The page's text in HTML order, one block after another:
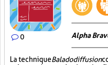
0 Alpha
La techniqueBaladodiffusion